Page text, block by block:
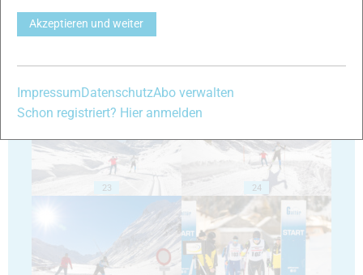
23 24
Akzeptieren und weiter
Impressum DatenschutzAbo verwalten
Schon registriert? Hier anmelden